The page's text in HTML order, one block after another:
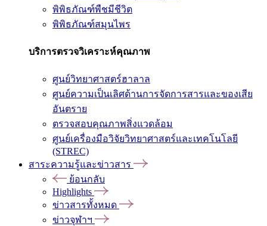
พิพิธภัณฑ์พืชมีชีวิต
พิพิธภัณฑ์สมุนไพร
บริการตรวจวิเคราะห์คุณภาพ
ศูนย์วิทยาศาสตร์ฮาลาล
ศูนย์ความเป็นเลิศด้านการจัดการสารและของเสีย
อันตราย
ตรวจสอบคุณภาพสิ่งแวดล้อม
ศูนย์เครื่องมือวิจัยวิทยาศาสตร์และเทคโนโลยี
(STREC)
สาระความรู้และข่าวสาร
ย้อนกลับ
Highlights
ข่าวสารทั้งหมด
ข่าวจุฬาฯ